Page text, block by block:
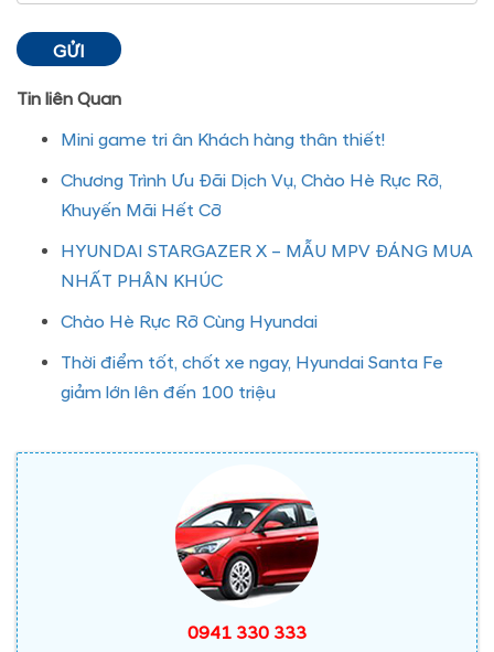
Tin liên Quan
Mini game tri ân Khách hàng thân thiết!
Chương Trình Ưu Đãi Dịch Vụ, Chào Hè Rực Rỡ,
Khuyến Mãi Hết Cỡ
HYUNDAI STARGAZER X – MẪU MPV ĐÁNG MUA
NHẤT PHÂN KHÚC
Chào Hè Rực Rỡ Cùng Hyundai
Thời điểm tốt, chốt xe ngay, Hyundai Santa Fe
giảm lớn lên đến 100 triệu
0941 330 333